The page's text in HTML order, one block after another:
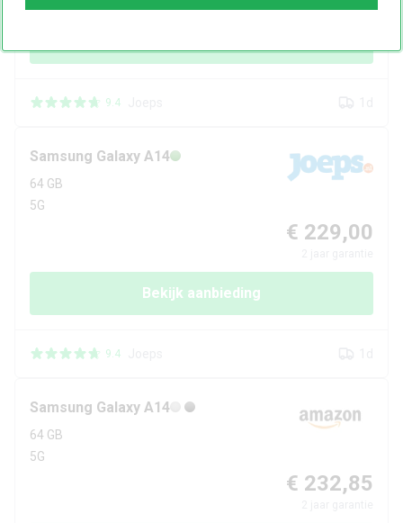
9.4
Samsung Galaxy A14
64 GB
5G
€ 229,00
Bekijk aanbieding
9.4
Samsung Galaxy A14
64 GB
5G
€ 232,85